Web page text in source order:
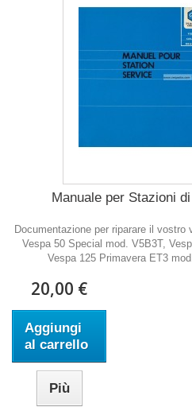
Manuale per Stazioni
Documentazione per riparare il
Vespa 50 Special mod. V5B3T,
Vespa 125 Primavera ET3
20,00 €
Aggiungi
al carrello
Più